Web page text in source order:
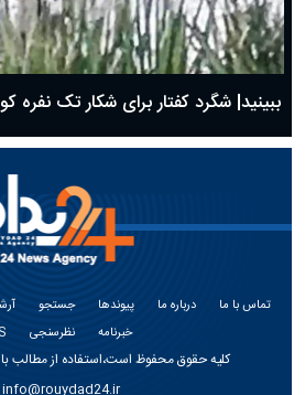
ببینید| شگرد کفتار برای شکار تک نفره
تماس با ما درباره ما پیوندها جستجو
خبرنامه
نظرسنجی
کلیه حقوق محفوظ است،استفاده از مطالب
info@rouydad24.ir